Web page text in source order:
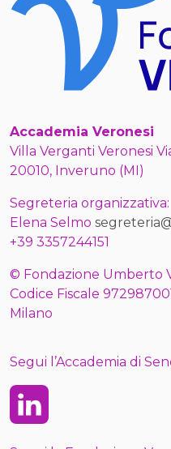
Accademia Veronesi
Villa Verganti Veronesi
20010, Inveruno (MI)
Segreteria organizzativa:
Elena Selmo
+39 3357244151
© Fondazione Umberto
Codice Fiscale
Milano
Segui l’Accademia di
Linkedin